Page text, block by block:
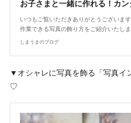
いつもご覧いただきありがとうございま
作業できる写真の飾り方をご紹介いたし
しまうまのブログ
▼オシャレに写真を飾る「写真イ
♡